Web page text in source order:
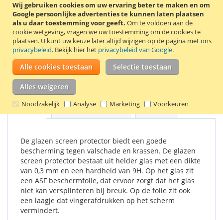
Wij gebruiken cookies om uw ervaring beter te maken en om
Google persoonlijke advertenties te kunnen laten plaatsen
als u daar toestemming voor geeft. Om te voldoen aan de
cookie wetgeving, vragen we uw toestemming om de cookies te
plaatsen. U kunt uw keuze later altijd wijzigen op de pagina met ons
privacybeleid. Bekijk hier het privacybeleid van Google.
Alle cookies toestaan Selectie toestaan
Alles weigeren
Noodzakelijk Analyse Marketing Voorkeuren
VOEG TOE AAN VERLANGLIJST
TOEVOEGEN OM TE VERGELIJKEN
Screen protector van gehard glas voor de Samsung Galaxy
A70. De screen protector wordt geleverd met 2
schoonmaakdoekjes, waarmee het scherm eerst
schoongemaakt kan worden.
Details Productkenmerken Reviews
De glazen screen protector biedt een goede
bescherming tegen valschade en krassen. De glazen
screen protector bestaat uit helder glas met een dikte
van 0,3 mm en een hardheid van 9H. Op het glas zit
een ASF beschermfolie, dat ervoor zorgt dat het glas
niet kan versplinteren bij breuk. Op de folie zit ook
een laagje dat vingerafdrukken op het scherm
vermindert.